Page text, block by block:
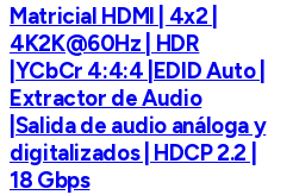
Matricial HDMI | 4x2 |
4K2K@60Hz | HDR
|YCbCr 4:4:4 |EDID Auto |
Extractor de Audio
|Salida de audio análoga y
digitalizados | HDCP 2.2 |
18 Gbps